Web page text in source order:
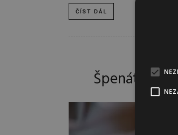
ČÍST DÁL
Špenátové